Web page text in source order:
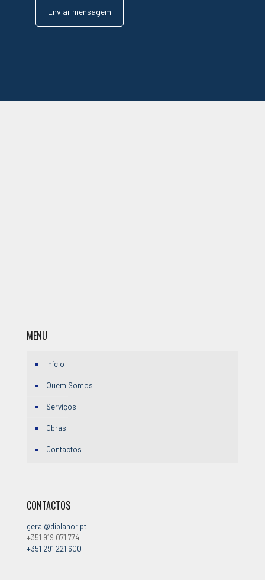
MENU
Início
Quem Somos
Serviços
Obras
Contactos
CONTACTOS
geral@diplanor.pt
+351 919 071 774
+351 291 221 600